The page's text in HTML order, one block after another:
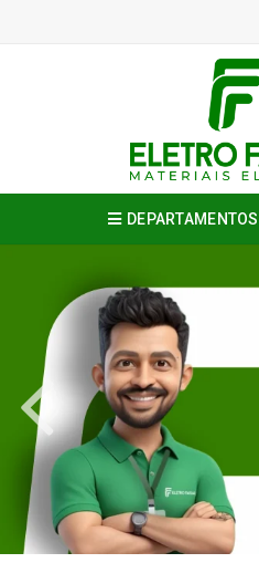
DEPARTAMENTOS